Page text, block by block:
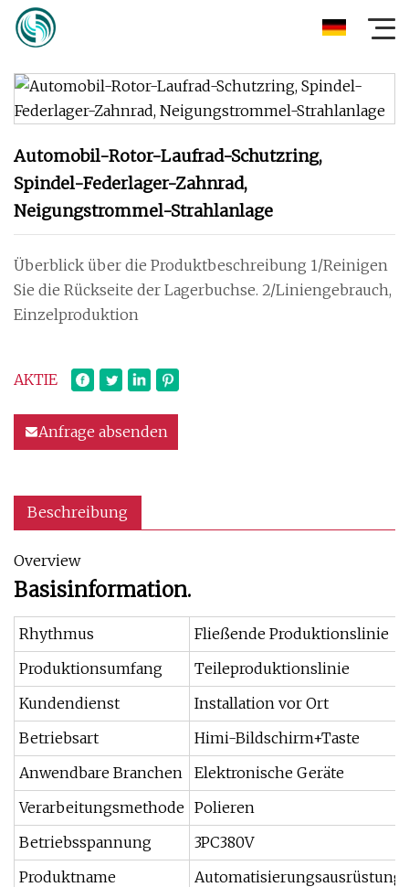
Automobil-Rotor-Laufrad-Schutzring,
Spindel-Federlager-Zahnrad,
Neigungstrommel-Strahlanlage
Überblick über die Produktbeschreibung 1/Reinigen
Sie die Rückseite der Lagerbuchse. 2/Liniengebrauch,
Einzelproduktion
AKTIE
Anfrage absenden
Beschreibung
Overview
Basisinformation.
Rhythmus
Fließende Produktionslinie
Produktionsumfang
Teileproduktionslinie
Kundendienst
Installation vor Ort
Betriebsart
Himi-Bildschirm+Taste
Anwendbare Branchen
Elektronische Geräte
Verarbeitungsmethode Polieren
Betriebsspannung
3PC380V
Produktname
Automatisierungsausrüstung